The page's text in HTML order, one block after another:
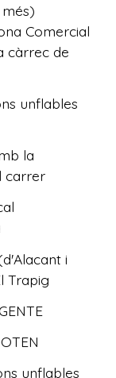
Comercial
càrrec de
unflables
la
carrer
i
Trapig
unflables